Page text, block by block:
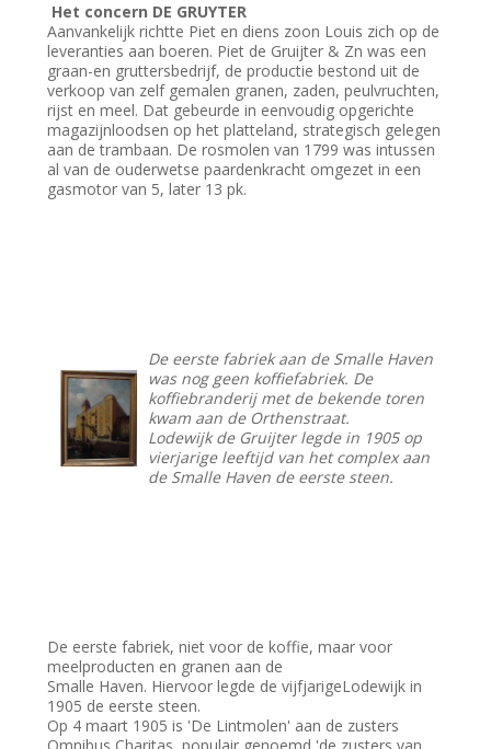
Het concern DE GRUYTER
Aanvankelijk richtte Piet en diens zoon Louis zich op de
leveranties aan boeren. Piet de Gruijter & Zn was een
graan-en gruttersbedrijf, de productie bestond uit de
verkoop van zelf gemalen granen, zaden, peulvruchten,
rijst en meel. Dat gebeurde in eenvoudig opgerichte
magazijnloodsen op het platteland, strategisch gelegen
aan de trambaan. De rosmolen van 1799 was intussen
al van de ouderwetse paardenkracht omgezet in een
gasmotor van 5, later 13 pk.
De eerste fabriek aan de Smalle Haven
was nog geen koffiefabriek. De
koffiebranderij met de bekende toren
kwam aan de Orthenstraat.
Lodewijk de Gruijter legde in 1905 op
vierjarige leeftijd van het complex aan
de Smalle Haven de eerste steen.
De eerste fabriek, niet voor de koffie, maar voor
meelproducten en granen aan de
Smalle Haven. Hiervoor legde de vijfjarigeLodewijk in
1905 de eerste steen.
Op 4 maart 1905 is 'De Lintmolen' aan de zusters